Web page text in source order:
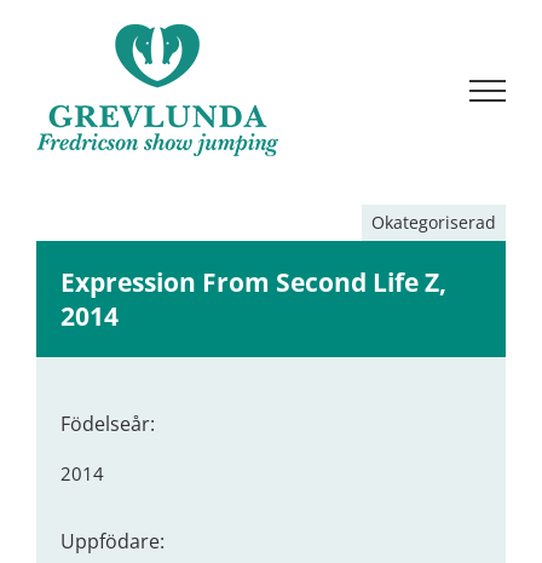
Okategoriserad
Expression From Second Life Z,
2014
Födelseår:
2014
Uppfödare: